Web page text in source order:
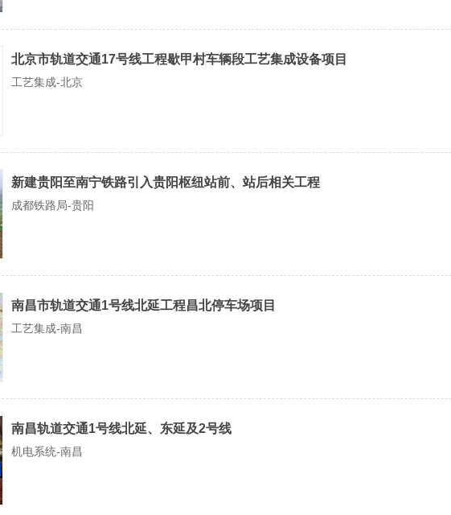
北京市轨道交通17号线工程歇甲村车辆段工艺集成设备项目
工艺集成-北京
新建贵阳至南宁铁路引入贵阳枢纽站前、站后相关工程
成都铁路局-贵阳
南昌市轨道交通1号线北延工程昌北停车场项目
工艺集成-南昌
南昌轨道交通1号线北延、东延及2号线
机电系统-南昌